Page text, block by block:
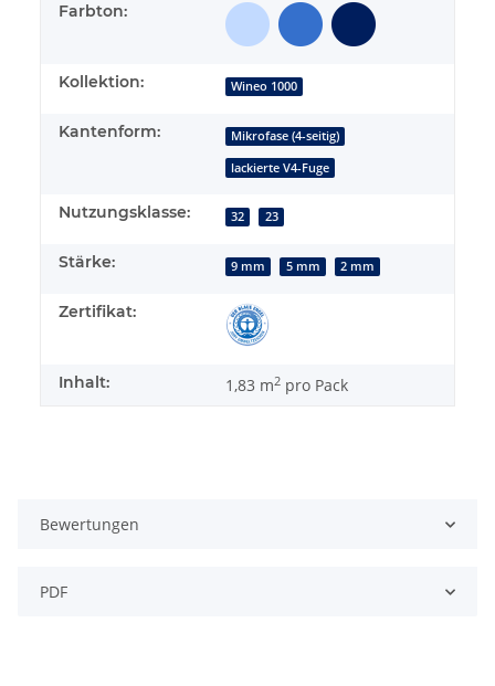
Farbton:
Kollektion: Wineo 1000
Kantenform: Mikrofase (4-seitig)
lackierte V4-Fuge
Nutzungsklasse: 32 23
Stärke: 9 mm 5 mm 2 mm
Zertifikat:
Inhalt: 1,83 m2 pro Pack
Bewertungen
PDF